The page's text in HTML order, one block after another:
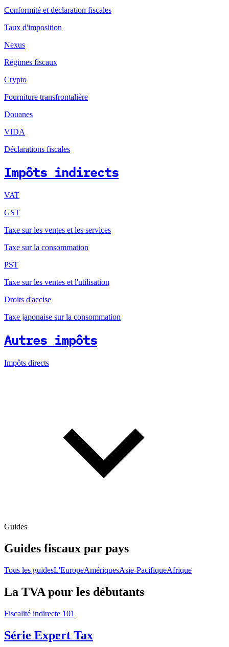
Conformité et déclaration fiscales
Taux d'imposition
Nexus
Régimes fiscaux
Crypto
Fourniture transfrontalière
Douanes
VIDA
Déclarations fiscales
Impôts indirects
VAT
GST
Taxe sur les ventes et les services
Taxe sur la consommation
PST
Taxe sur les ventes et l'utilisation
Droits d'accise
Taxe japonaise sur la consommation
Autres impôts
Impôts directs
Guides
Guides fiscaux par pays
Tous les guidesL'EuropeAmériquesAsie-PacifiqueAfrique
La TVA pour les débutants
Fiscalité indirecte 101
Série Expert Tax